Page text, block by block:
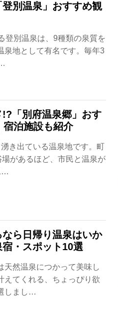
別温泉」おすすめ観
登別温泉は、9種類の泉質を
泉地として有名です。毎年3
「別府温泉郷」おす
宿泊施設も紹介
き出ている温泉地です。町
があるほど、市民と温泉が
ら日帰り温泉はいか
・スポット10選
天然温泉につかって美味し
えてくれる、ちょっぴり欲
しまし…